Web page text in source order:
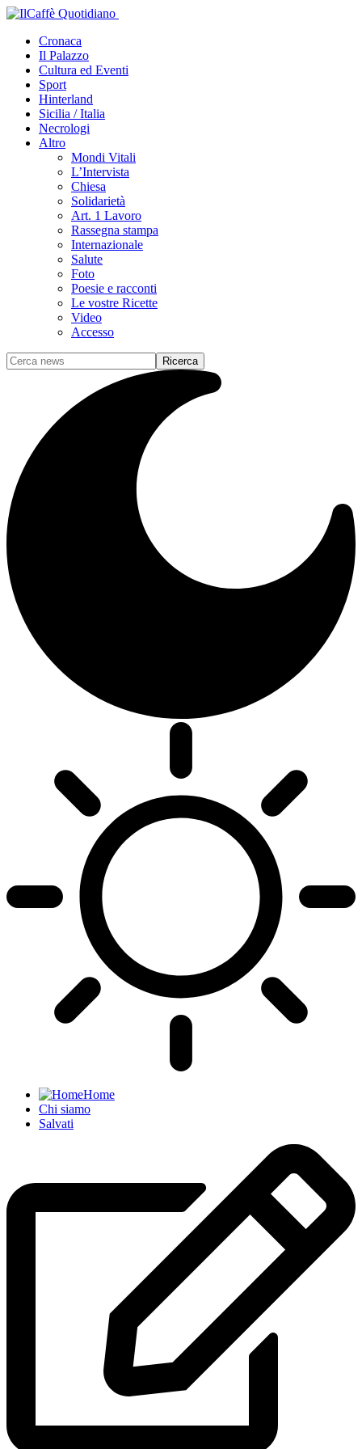
Cronaca
Il Palazzo
Cultura ed Eventi
Sport
Hinterland
Sicilia / Italia
Necrologi
Altro
Mondi Vitali
L’Intervista
Chiesa
Solidarietà
Art. 1 Lavoro
Rassegna stampa
Internazionale
Salute
Foto
Poesie e racconti
Le vostre Ricette
Video
Accesso
Home
Chi siamo
Salvati